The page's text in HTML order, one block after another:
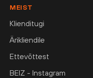
MEIST
Klienditugi
Ärikliendile
Ettevõttest
BEIZ - Instagram